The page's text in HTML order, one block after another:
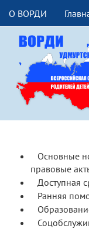
О ВОРДИ
Основные
правовые
Доступная
Ранняя